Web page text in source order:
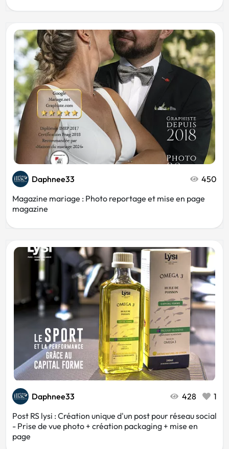
Daphnee33
450
Magazine mariage : Photo reportage et mise en page
magazine
Daphnee33 428
1
Post RS lysi : Création unique d'un post pour réseau social
- Prise de vue photo + création packaging + mise en
page